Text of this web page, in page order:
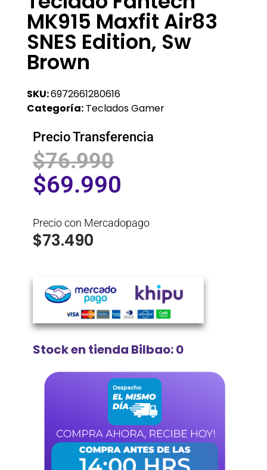
MK915 Maxfit Air83
SNES Edition, Sw
Brown
SKU:6972661280616
Categoría: Teclados Gamer
Precio Transferencia
$76.990
$69.990
Precio con Mercadopago
$73.490
Stock en tienda Bilbao: 0